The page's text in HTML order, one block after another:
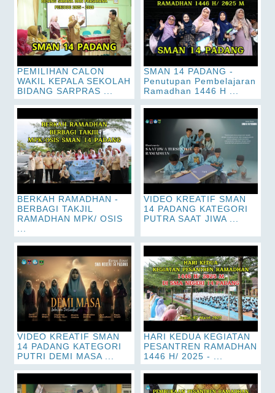
PEMILIHAN CALON
WAKIL KEPALA SEKOLAH
BIDANG SARPRAS ...
SMAN 14 PADANG -
Penutupan Pembelajaran
Ramadhan 1446 H ...
BERKAH RAMADHAN -
BERBAGI TAKJIL
RAMADHAN MPK/ OSIS
VIDEO KREATIF SMAN
14 PADANG KATEGORI
PUTRA SAAT JIWA ...
VIDEO KREATIF SMAN
14 PADANG KATEGORI
PUTRI DEMI MASA ...
HARI KEDUA KEGIATAN
PESANTREN RAMADHAN
1446 H/ 2025 - ...